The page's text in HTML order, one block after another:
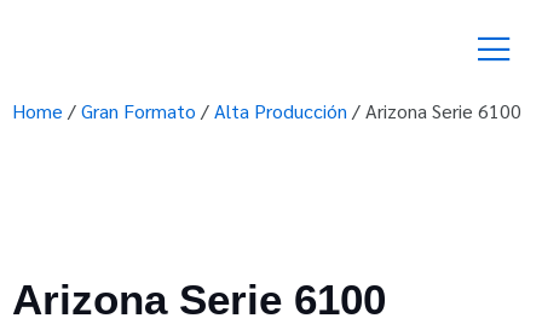
Home /Gran Formato /Alta Producción / Arizona Serie 6100
Arizona Serie 6100